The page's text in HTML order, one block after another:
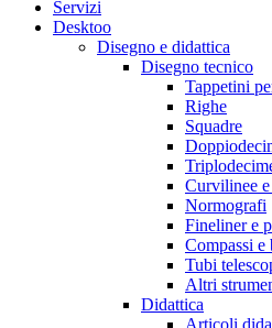
Servizi
Desktoo
Disegno e didattica
Disegno tecnico
Tappetini
Righe
Squadre
Curvilinee
Normografi
Fineliner e
Compassi e
Tubi
Altri
Didattica
Articoli